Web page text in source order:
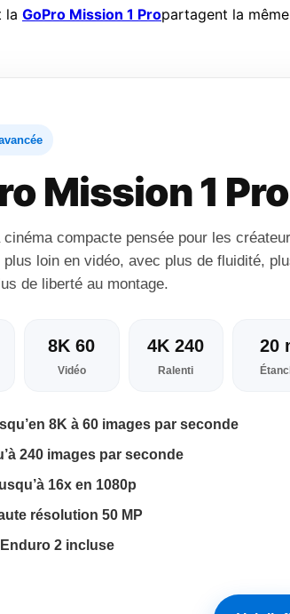
la GoPro Mission 1 Propartagent la
Mission 1 Pro
cinéma compacte pensée pour les
loin en vidéo, avec plus de fluidité,
de liberté au montage.
8K 60
Vidéo
4K 240
Ralenti
20
8K à 60 images par seconde
240 images par seconde
16x en 1080p
résolution 50 MP
2 incluse